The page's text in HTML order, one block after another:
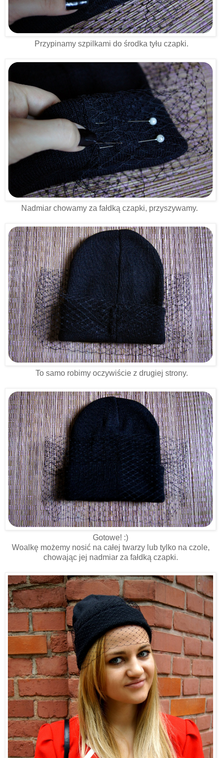
Przypinamy szpilkami do środka tyłu czapki.
Nadmiar chowamy za fałdką czapki, przyszywamy.
To samo robimy oczywiście z drugiej strony.
Gotowe! :)
Woalkę możemy nosić na całej twarzy lub tylko na czole,
chowając jej nadmiar za fałdką czapki.